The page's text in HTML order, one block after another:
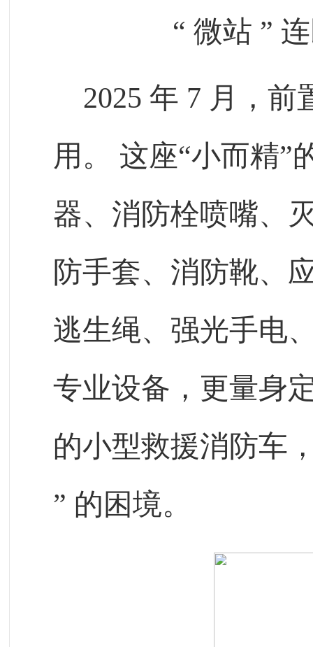
“ 微站 ”
2025 年 7 月，前
用。 这座“小而精”
器、消防栓喷嘴、
防手套、消防靴、
逃生绳、强光手电
专业设备，更量身
的小型救援消防车
” 的困境。